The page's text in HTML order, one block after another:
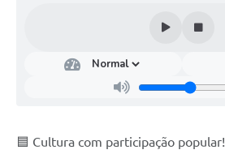
🟦 Cultura com participação popular!